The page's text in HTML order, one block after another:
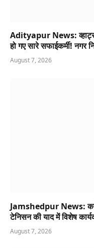
Adityapur News:
हो गए सारे सफाईकर्मी! नगर
August 7, 2026
Jamshedpur News:
टेनिसन की याद में विशेष
August 7, 2026